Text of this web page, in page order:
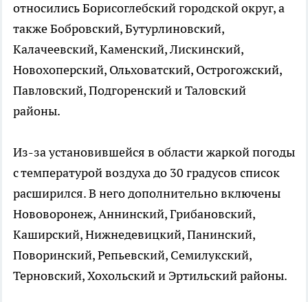
относились Борисоглебский городской округ, а
также Бобровский, Бутурлиновский,
Калачеевский, Каменский, Лискинский,
Новохоперский, Ольховатский, Острогожский,
Павловский, Подгоренский и Таловский
районы.
Из-за установившейся в области жаркой погоды
с температурой воздуха до 30 градусов список
расширился. В него дополнительно включены
Нововоронеж, Аннинский, Грибановский,
Каширский, Нижнедевицкий, Панинский,
Поворинский, Репьевский, Семилукский,
Терновский, Хохольский и Эртильский районы.